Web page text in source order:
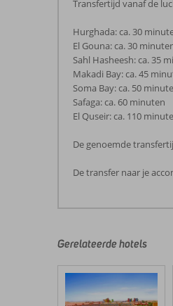
Transfertijd vanaf de
Hurghada: ca. 30
El Gouna: ca. 30
Sahl Hasheesh: ca. 35
Makadi Bay: ca. 45
Soma Bay: ca. 50
Safaga: ca. 60 minuten
El Quseir: ca. 110
De genoemde
De transfer naar je
door
klanten
geschreven
na
Gerelateerde hotels